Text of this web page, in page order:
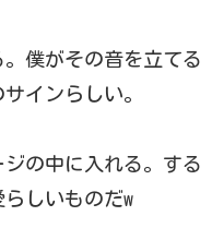
僕がその音を立てる
インらしい。
の中に入れる。する
しいものだw